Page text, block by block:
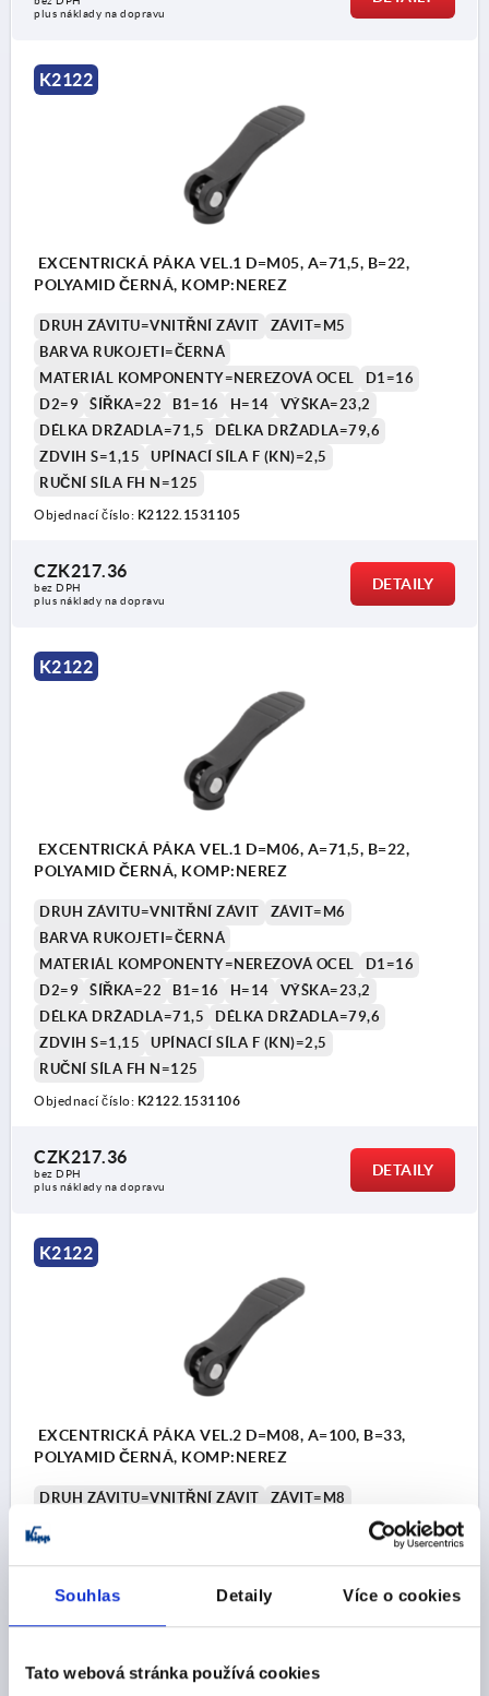
Souhlas Detaily Více o cookies
Tato webová stránka používá cookies
plus náklady na dopravu
K2122
EXCENTRICKÁ PÁKA VEL.1 D=M05, A=71,5, B=22,
POLYAMID ČERNÁ, KOMP:NEREZ
DRUH ZÁVITU=VNITŘNÍ ZÁVIT
ZÁVIT=M5
BARVA RUKOJETI=ČERNÁ
MATERIÁL KOMPONENTY=NEREZOVÁ OCEL
D1=16
D2=9
ŠÍŘKA=22 B1=16 H=14
VÝŠKA=23,2
DÉLKA DRŽADLA=71,5
DÉLKA DRŽADLA=79,6
ZDVIH S=1,15
UPÍNACÍ SÍLA F (KN)=2,5
RUČNÍ SÍLA FH N=125
Objednací číslo: K2122.1531105
CZK217.36
bez DPH
plus náklady na dopravu
DETAILY
K2122
EXCENTRICKÁ PÁKA VEL.1 D=M06, A=71,5, B=22,
POLYAMID ČERNÁ, KOMP:NEREZ
DRUH ZÁVITU=VNITŘNÍ ZÁVIT
ZÁVIT=M6
BARVA RUKOJETI=ČERNÁ
MATERIÁL KOMPONENTY=NEREZOVÁ OCEL
D1=16
D2=9
ŠÍŘKA=22 B1=16 H=14
VÝŠKA=23,2
DÉLKA DRŽADLA=71,5
DÉLKA DRŽADLA=79,6
ZDVIH S=1,15
UPÍNACÍ SÍLA F (KN)=2,5
RUČNÍ SÍLA FH N=125
Objednací číslo: K2122.1531106
CZK217.36
bez DPH
plus náklady na dopravu
DETAILY
K2122
EXCENTRICKÁ PÁKA VEL.2 D=M08, A=100, B=33,
POLYAMID ČERNÁ, KOMP:NEREZ
DRUH ZÁVITU=VNITŘNÍ ZÁVIT
ZÁVIT=M8
BARVA RUKOJETI=ČERNÁ
D1=25
DÉLKA DRŽADLA=100
DÉLKA DRŽADLA=110
ZDVIH S=1,5
UPÍNACÍ SÍLA F (KN)=5
K2122.2531108